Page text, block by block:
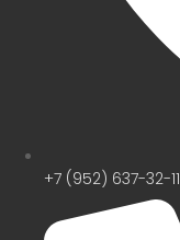
+7 (952) 637-32-11